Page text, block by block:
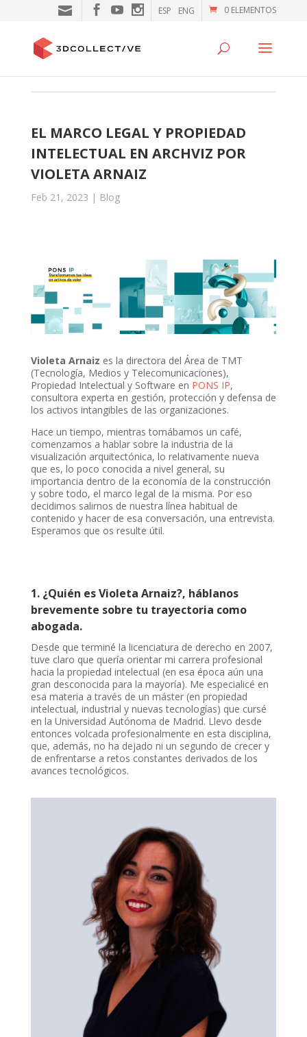
0 ELEMENTOS
ESP ENG
EL MARCO LEGAL Y PROPIEDAD
INTELECTUAL EN ARCHVIZ POR
VIOLETA ARNAIZ
Feb 21, 2023 | Blog
Violeta Arnaiz es la directora del Área de TMT
(Tecnología, Medios y Telecomunicaciones),
Propiedad Intelectual y Software en PONS IP,
consultora experta en gestión, protección y defensa de
los activos intangibles de las organizaciones.
Hace un tiempo, mientras tomábamos un café,
comenzamos a hablar sobre la industria de la
visualización arquitectónica, lo relativamente nueva
que es, lo poco conocida a nivel general, su
importancia dentro de la economía de la construcción
y sobre todo, el marco legal de la misma. Por eso
decidimos salirnos de nuestra línea habitual de
contenido y hacer de esa conversación, una entrevista.
Esperamos que os resulte útil.
1. ¿Quién es Violeta Arnaiz?, háblanos
brevemente sobre tu trayectoria como
abogada.
Desde que terminé la licenciatura de derecho en 2007,
tuve claro que quería orientar mi carrera profesional
hacia la propiedad intelectual (en esa época aún una
gran desconocida para la mayoría). Me especialicé en
esa materia a través de un máster (en propiedad
intelectual, industrial y nuevas tecnologías) que cursé
en la Universidad Autónoma de Madrid. Llevo desde
entonces volcada profesionalmente en esta disciplina,
que, además, no ha dejado ni un segundo de crecer y
de enfrentarse a retos constantes derivados de los
avances tecnológicos.